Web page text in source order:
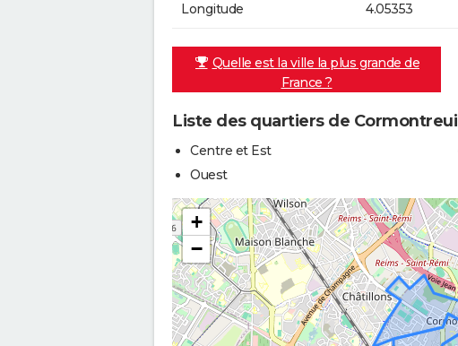
Longitude 4.05353
Quelle est la ville la plus grande de
France ?
Liste des quartiers de Cormontreuil
Centre et Est
Ouest
+
−